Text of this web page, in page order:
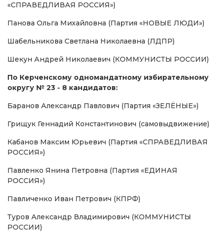
«СПРАВЕДЛИВАЯ РОССИЯ»)
Панова Ольга Михайловна (Партия «НОВЫЕ ЛЮДИ»)
Шабельникова Светлана Николаевна (ЛДПР)
Шекун Андрей Николаевич (КОММУНИСТЫ РОССИИ)
По Керченскому одномандатному избирательному
округу № 23 - 8 кандидатов:
Баранов Александр Павлович (Партия «ЗЕЛЁНЫЕ»)
Грищук Геннадий Константинович (самовыдвижение)
Кабанов Максим Юрьевич (Партия «СПРАВЕДЛИВАЯ
РОССИЯ»)
Павленко Янина Петровна (Партия «ЕДИНАЯ
РОССИЯ»)
Павличенко Иван Петрович (КПРФ)
Туров Александр Владимирович (КОММУНИСТЫ
РОССИИ)